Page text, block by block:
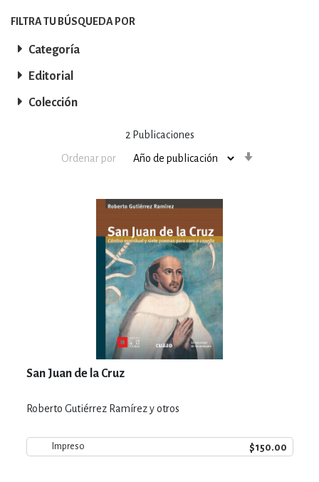
2 Publicaciones
Ordenar por
San Juan de la Cruz
Roberto Gutiérrez Ramírez y otros
Impreso $150.00
FILTRA TU BÚSQUEDA POR
Categoría
Editorial
Colección